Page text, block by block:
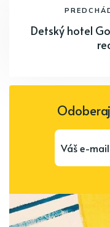
Detský hotel